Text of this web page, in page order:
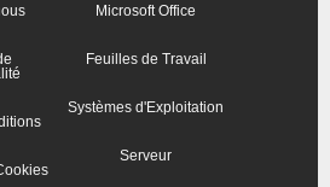
Microsoft Office
Feuilles de Travail
Systèmes d'Exploitation
Serveur